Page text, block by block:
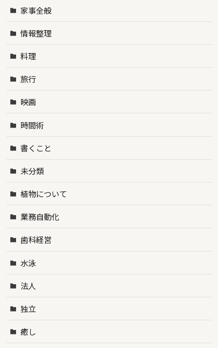
家事全般
情報整理
料理
旅行
映画
時間術
書くこと
未分類
植物について
業務自動化
歯科経営
水泳
法人
独立
癒し